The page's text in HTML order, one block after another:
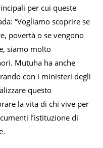
per cui queste
“Vogliamo scoprire se
povertà o se vengono
siamo molto
Mutuha ha anche
con i ministeri degli
questo
la vita di chi vive per
l’istituzione di